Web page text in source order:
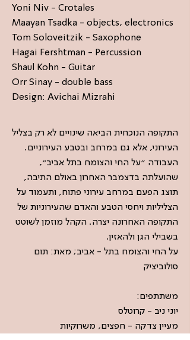
Yoni Niv - Crotales
Maayan Tsadka - objects, electronics
Tom Soloveitzik - Saxophone
Hagai Fershtman - Percussion
Shaul Kohn - Guitar
Orr Sinay - double bass
Design: Avichai Mizrahi
התקופה הנוכחית הביאה שינויים לא רק בצליל
העירוני, אלא גם במרחב ובטבע העירוניים.
העבודה ״על החי והצומח בתל אביב״,
שהועלתה בדצמבר האחרון באולם התיבה,
תוצג הפעם במרחב עירוני פתוח, ותעמוד על
הצליליות ויחסי הטבע והאדם שהעירוניות של
התקופה האחרונה יצרה. הקהל מוזמן לשוטט
בשבילי הגן ולהאזין.
על החי והצומח בתל - אביב; מאת: תום
סולוביציק
משתתפים:
יוני ניב - קרוטלס
מעיין צדקה - חפצים, משרוקיות